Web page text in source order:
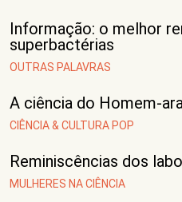
Informação: o melhor
superbactérias
OUTRAS PALAVRAS
A ciência do Homem-
CIÊNCIA & CULTURA POP
Reminiscências dos
MULHERES NA CIÊNCIA